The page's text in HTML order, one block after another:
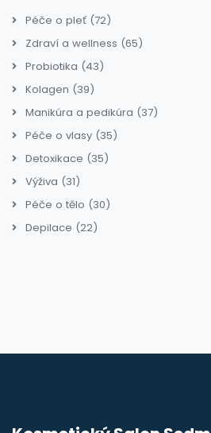
Péče o pleť (72)
Zdraví a wellness (65)
Probiotika (43)
Kolagen (39)
Manikúra a pedikúra (37)
Péče o vlasy (35)
Detoxikace (35)
Výživa (31)
Péče o tělo (30)
Depilace (22)